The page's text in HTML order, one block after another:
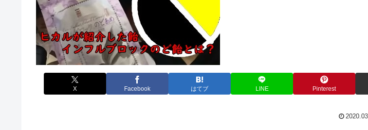
X Facebook はてブ LINE Pinterest